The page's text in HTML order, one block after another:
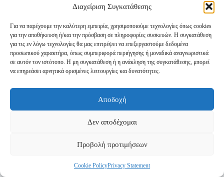
Διαχείριση Συγκατάθεσης
Για να παρέχουμε την καλύτερη εμπειρία, χρησιμοποιούμε τεχνολογίες όπως cookies
για την αποθήκευση ή/και την πρόσβαση σε πληροφορίες συσκευών. Η συγκατάθεση
για τις εν λόγω τεχνολογίες θα μας επιτρέψει να επεξεργαστούμε δεδομένα
προσωπικού χαρακτήρα, όπως συμπεριφορά περιήγησης ή μοναδικά αναγνωριστικά
σε αυτόν τον ιστότοπο. Η μη συγκατάθεση ή η ανάκληση της συγκατάθεσης, μπορεί
να επηρεάσει αρνητικά ορισμένες λειτουργίες και δυνατότητες.
Αποδοχή
Δεν αποδέχομαι
Προβολή προτιμήσεων
Cookie PolicyPrivacy Statement
Πολιτική Απορρήτου
Τρόποι Αποστολής
Τρόποι Πληρωμής